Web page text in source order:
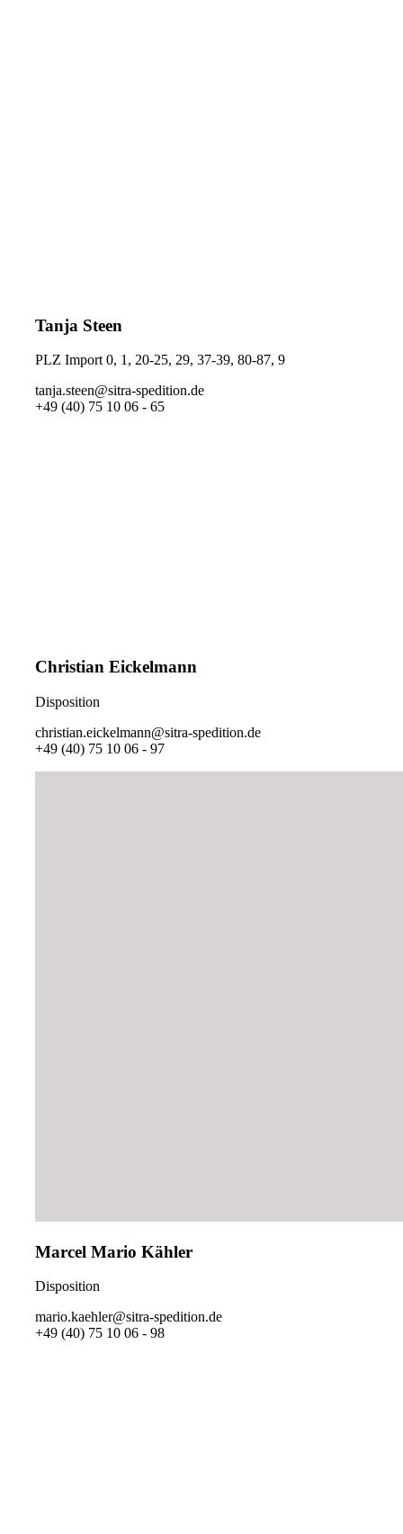
Tanja Steen
PLZ Import 0, 1, 20-25, 29, 37-39, 80-87, 9
tanja.steen@sitra-spedition.de
+49 (40) 75 10 06 - 65
Christian Eickelmann
Disposition
christian.eickelmann@sitra-spedition.de
+49 (40) 75 10 06 - 97
Marcel Mario Kähler
Disposition
mario.kaehler@sitra-spedition.de
+49 (40) 75 10 06 - 98